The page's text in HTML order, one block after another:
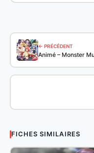
← PRÉCÉDENT
Animé – Monster
FICHES SIMILAIRES